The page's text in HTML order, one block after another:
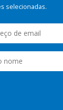
selecionadas.